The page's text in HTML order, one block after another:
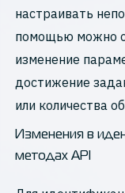
настраивать
помощью можно
изменение
достижение
или количества
Изменения в
методах API